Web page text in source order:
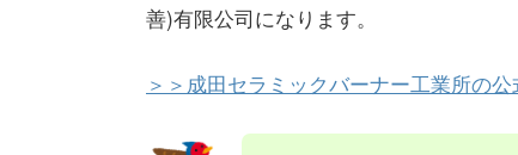
善)有限公司になります。
＞＞成田セラミックバーナー工業所の